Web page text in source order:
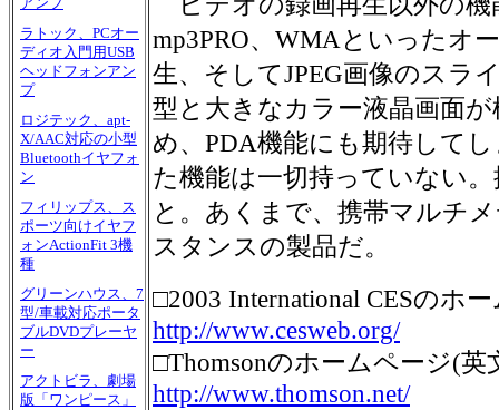
アンプ
ラトック、PCオー
ディオ入門用USB
ヘッドフォンアン
プ
ロジテック、apt-
X/AAC対応の小型
Bluetoothイヤフォ
ン
フィリップス、ス
ポーツ向けイヤフ
ォンActionFit 3機
種
グリーンハウス、7
型/車載対応ポータ
ブルDVDプレーヤ
ー
アクトビラ、劇場
版「ワンピース」
mp3PRO、WMAといったオ
生、そしてJPEG画像のスラ
型と大きなカラー液晶画面
め、PDA機能にも期待して
た機能は一切持っていない
と。あくまで、携帯マルチ
スタンスの製品だ。
□2003 International CESのホ
http://www.cesweb.org/
□Thomsonのホームページ(英
http://www.thomson.net/